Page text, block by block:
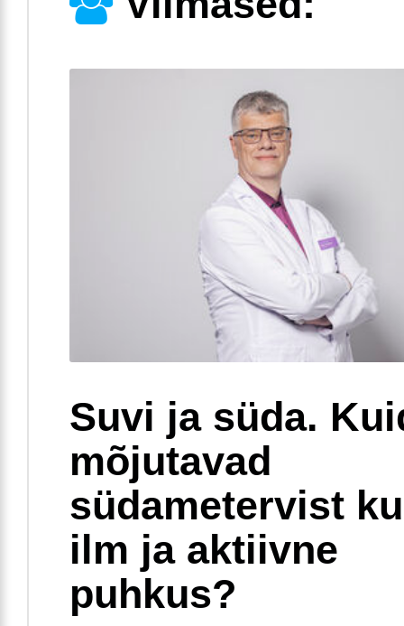
Suvi ja süda.
mõjutavad
südametervist
ilm ja aktiivne
puhkus?